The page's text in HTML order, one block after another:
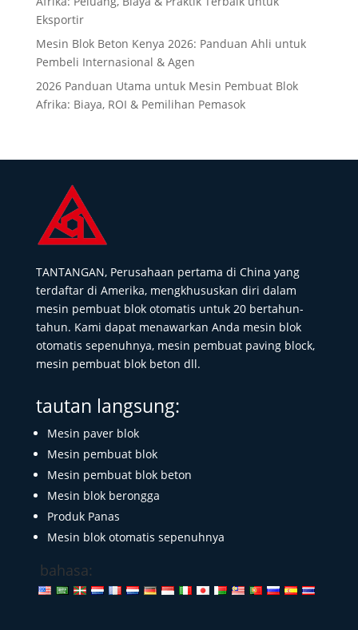
Eksportir
Mesin Blok Beton Kenya 2026: Panduan Ahli untuk
Pembeli Internasional & Agen
2026 Panduan Utama untuk Mesin Pembuat Blok
Afrika: Biaya, ROI & Pemilihan Pemasok
TANTANGAN, Perusahaan pertama di China yang
terdaftar di Amerika, mengkhususkan diri dalam
mesin pembuat blok otomatis untuk 20 bertahun-
tahun. Kami dapat menawarkan Anda mesin blok
otomatis sepenuhnya, mesin pembuat paving block,
mesin pembuat blok beton dll.
tautan langsung:
Mesin paver blok
Mesin pembuat blok
Mesin pembuat blok beton
Mesin blok berongga
Produk Panas
Mesin blok otomatis sepenuhnya
bahasa: